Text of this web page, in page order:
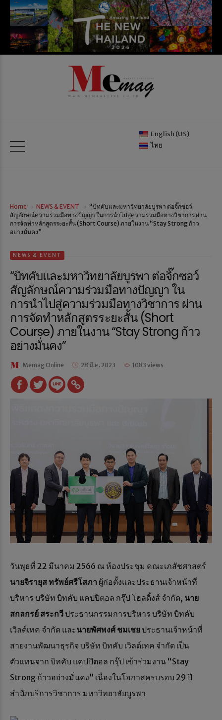
English (US)
ไทย
Home NEWS & EVENT
“บิทคับและมหาวิทยาลัยบูรพา ต่อจิ๊กซอว์
สัญลักษณ์ความร่วมมือทางปัญญา ในการนำไปสู่ความร่วมมือทางวิชาการ ผ่าน
การจัดทำหลักสูตรระยะสั้น (Short Course) ภายในงาน “Stay Strong ก้าว
อย่างมั่นคง”
NEWS & EVENT
“บิทคับและมหาวิทยาลัยบูรพา ต่อจิ๊กซอว์
สัญลักษณ์ความร่วมมือทางปัญญา ใน
การนำไปสู่ความร่วมมือทางวิชาการ ผ่าน
การจัดทำหลักสูตรระยะสั้น (Short
Course) ภายในงาน “Stay Strong ก้าว
อย่างมั่นคง”
Memag Online 28 มี.ค. 2023 1083 views
วันพุธที่ 22 มีนาคม 2566 ณ ห้องประชุม คณะเภสัชศาสตร์
นายจิรายุส ทรัพย์ศรีโสภา ผู้ก่อตั้งและประธานเจ้าหน้าที่
บริหาร บริษัท บิทคับ แคปปิตอล กรุ๊ป โฮลดิ้งส์ จำกัด, นาย
สกลกรย์ สระกวี ประธานกรรมการบริหาร บริษัท บิทคับ
เวิลด์เทค จํากัด และนายพัศพงศ์ ชมเชย ประธานเจ้าหน้าที่
สายงานพัฒนาธุรกิจ บริษัท บิทคับ เวิลด์เทค จํากัด เป็น
ตัวแทนจาก บิทคับ แคปปิตอล กรุ๊ป เข้าร่วมงาน “Stay
Strong ก้าวอย่างมั่นคง” เนื่องในโอกาสครบรอบ 29 ปี
สำนักบริการวิชาการ มหาวิทยาลัยบูรพา